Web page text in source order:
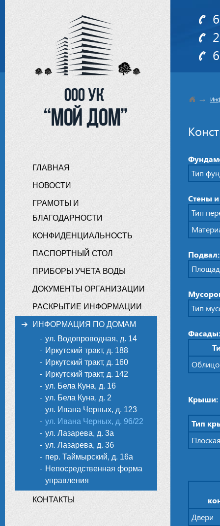
ГЛАВНАЯ
НОВОСТИ
ГРАМОТЫ И
БЛАГОДАРНОСТИ
КОНФИДЕНЦИАЛЬНОСТЬ
ПАСПОРТНЫЙ СТОЛ
ПРИБОРЫ УЧЕТА ВОДЫ
ДОКУМЕНТЫ ОРГАНИЗАЦИИ
РАСКРЫТИЕ ИНФОРМАЦИИ
ИНФОРМАЦИЯ ПО ДОМАМ
ул. Водопроводная, д. 14
Иркутский тракт, д. 188
Иркутский тракт, д. 160
Иркутский тракт, д. 142
ул. Бела Куна, д. 16
ул. Бела Куна, д. 2
ул. Ивана Черных, д. 123
ул. Ивана Черных, д. 96/22
ул. Лазарева, д. 3а
ул. Лазарева, д. 3б
пер. Таймырский, д. 16а
Непосредственная форма
управления
КОНТАКТЫ
→
Тип
Стены
Тип
Тип
Крыши:
Тип
Плоская
Двери